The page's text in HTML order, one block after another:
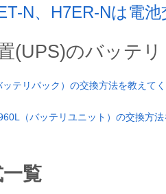
N、H7ER-Nは電
(UPS)のバッテリ
テリパック）の交換方法を教えて
（バッテリユニット）の交換方
覧